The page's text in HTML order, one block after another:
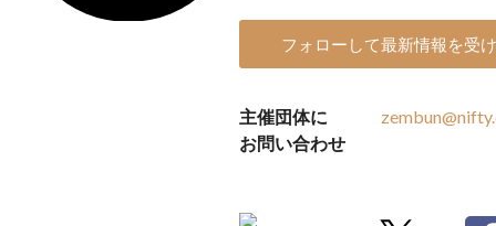
フォローして最新情報を受
主催団体に
お問い合わせ